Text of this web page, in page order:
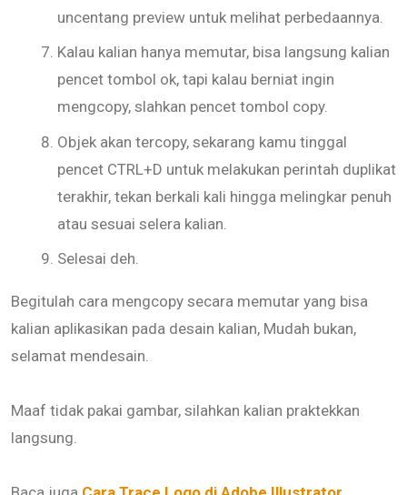
uncentang preview untuk melihat perbedaannya.
Kalau kalian hanya memutar, bisa langsung kalian
pencet tombol ok, tapi kalau berniat ingin
mengcopy, slahkan pencet tombol copy.
Objek akan tercopy, sekarang kamu tinggal
pencet CTRL+D untuk melakukan perintah duplikat
terakhir, tekan berkali kali hingga melingkar penuh
atau sesuai selera kalian.
Selesai deh.
Begitulah cara mengcopy secara memutar yang bisa
kalian aplikasikan pada desain kalian, Mudah bukan,
selamat mendesain.
Maaf tidak pakai gambar, silahkan kalian praktekkan
langsung.